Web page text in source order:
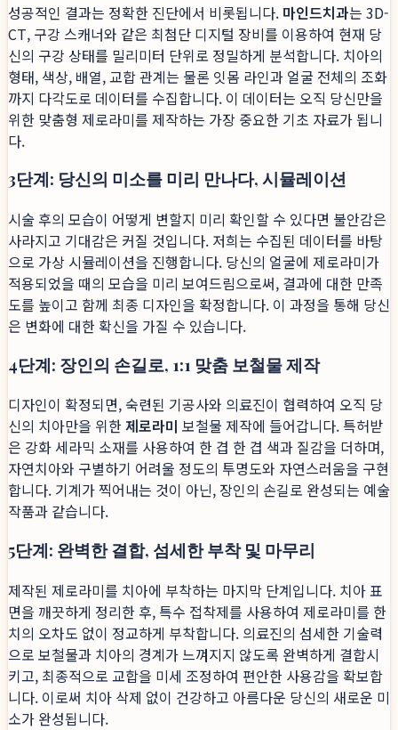
성공적인 결과는 정확한 진단에서 비롯됩니다. 마인드치과는 3D-
CT, 구강 스캐너와 같은 최첨단 디지털 장비를 이용하여 현재 당
신의 구강 상태를 밀리미터 단위로 정밀하게 분석합니다. 치아의
형태, 색상, 배열, 교합 관계는 물론 잇몸 라인과 얼굴 전체의 조화
까지 다각도로 데이터를 수집합니다. 이 데이터는 오직 당신만을
위한 맞춤형 제로라미를 제작하는 가장 중요한 기초 자료가 됩니
다.
3단계: 당신의 미소를 미리 만나다, 시뮬레이션
시술 후의 모습이 어떻게 변할지 미리 확인할 수 있다면 불안감은
사라지고 기대감은 커질 것입니다. 저희는 수집된 데이터를 바탕
으로 가상 시뮬레이션을 진행합니다. 당신의 얼굴에 제로라미가
적용되었을 때의 모습을 미리 보여드림으로써, 결과에 대한 만족
도를 높이고 함께 최종 디자인을 확정합니다. 이 과정을 통해 당신
은 변화에 대한 확신을 가질 수 있습니다.
4단계: 장인의 손길로, 1:1 맞춤 보철물 제작
디자인이 확정되면, 숙련된 기공사와 의료진이 협력하여 오직 당
신의 치아만을 위한제로라미 보철물 제작에 들어갑니다. 특허받
은 강화 세라믹 소재를 사용하여 한 겹 한 겹 색과 질감을 더하며,
자연치아와 구별하기 어려울 정도의 투명도와 자연스러움을 구현
합니다. 기계가 찍어내는 것이 아닌, 장인의 손길로 완성되는 예술
작품과 같습니다.
5단계: 완벽한 결합, 섬세한 부착 및 마무리
제작된 제로라미를 치아에 부착하는 마지막 단계입니다. 치아 표
면을 깨끗하게 정리한 후, 특수 접착제를 사용하여 제로라미를 한
치의 오차도 없이 정교하게 부착합니다. 의료진의 섬세한 기술력
으로 보철물과 치아의 경계가 느껴지지 않도록 완벽하게 결합시
키고, 최종적으로 교합을 미세 조정하여 편안한 사용감을 확보합
니다. 이로써 치아 삭제 없이 건강하고 아름다운 당신의 새로운 미
소가 완성됩니다.